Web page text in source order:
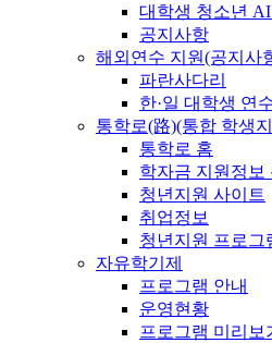
대학생 청소년
공지사항
해외연수 지원(공지사
파란사다리
한·일 대학생 연
통학로(路)(통합 학생
통학로 홈
학자금 지원정보
청년지원 사이트
취업정보
청년지원 프로그
자유학기제
프로그램 안내
운영현황
프로그램 미리보